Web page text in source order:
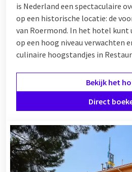
is Nederland een spectaculaire
op een historische locatie: de
van Roermond. In het hotel kunt
op een hoog niveau verwachten
culinaire hoogstandjes in
Bekijk het
Direct